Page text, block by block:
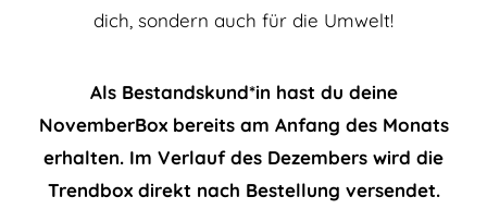
dich, sondern auch für die Umwelt!
Als Bestandskund*in hast du deine
NovemberBox bereits am Anfang des Monats
erhalten. Im Verlauf des Dezembers wird die
Trendbox direkt nach Bestellung versendet.